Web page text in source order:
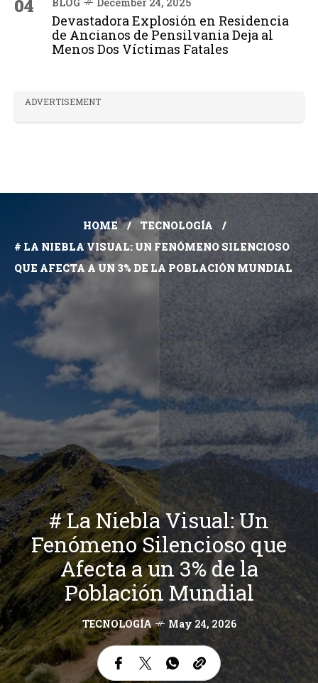
04
Devastadora Explosión en Residencia
de Ancianos de Pensilvania Deja al
Menos Dos Víctimas Fatales
ADVERTISEMENT
HOME
TECNOLOGÍA
# LA NIEBLA VISUAL: UN FENÓMENO SILENCIOSO
QUE AFECTA A UN 3% DE LA POBLACIÓN MUNDIAL
# La Niebla Visual: Un
Fenómeno Silencioso que
Afecta a un 3% de la
Población Mundial
TECNOLOGÍA May 24, 2026